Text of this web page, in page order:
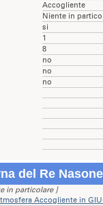
Accogliente
Niente in
si
1
8
no
no
no
del Re Nasone
in particolare ]
Accogliente in